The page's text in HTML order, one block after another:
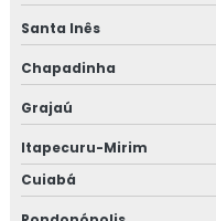
Santa Inês
Chapadinha
Grajaú
Itapecuru-Mirim
Cuiabá